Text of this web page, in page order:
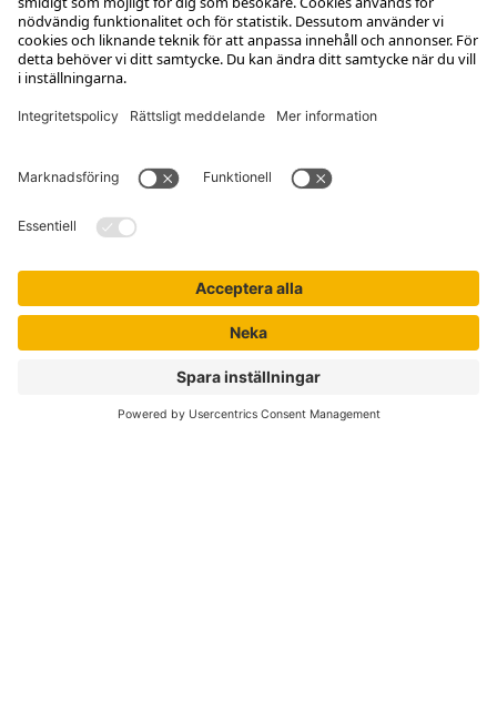
Kontakta kundservice
Jobba hos oss
Om Liber
Nyhetsbrev